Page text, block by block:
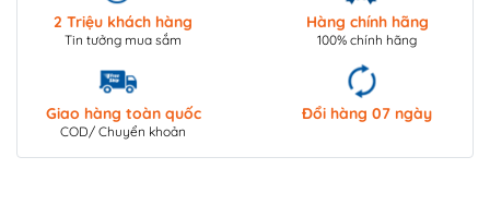
2 Triệu khách hàng
Tin tưởng mua sắm
Hàng chính hãng
100% chính hãng
Giao hàng toàn quốc
COD/ Chuyển khoản
Đổi hàng 07 ngày